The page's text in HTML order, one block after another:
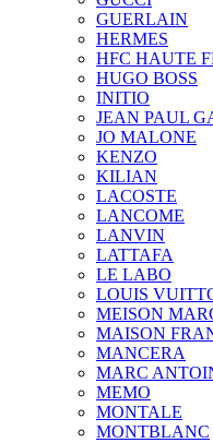
GUERLAIN
HERMES
HFC HAUTE
HUGO BOSS
INITIO
JEAN PAUL
JO MALONE
KENZO
KILIAN
LACOSTE
LANCOME
LANVIN
LATTAFA
LE LABO
LOUIS
MEISON
MAISON
MANCERA
MARC
MEMO
MONTALE
MONTBLANC